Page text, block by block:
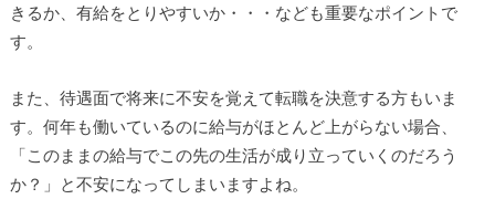
きるか、有給をとりやすいか・・・なども重要なポイントで
す。
また、待遇面で将来に不安を覚えて転職を決意する方もいま
す。何年も働いているのに給与がほとんど上がらない場合、
「このままの給与でこの先の生活が成り立っていくのだろう
か？」と不安になってしまいますよね。